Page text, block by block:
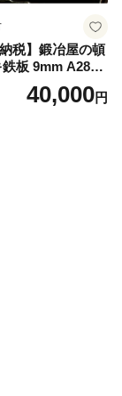
納税】鍛冶屋の頓
板 9mm A280T
ばた大将 炙り
ンプ ステンレス
40,000円